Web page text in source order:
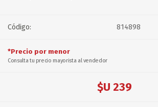
Código: 814898
*Precio por menor
Consulta tu precio mayorista al vendedor
$U 239